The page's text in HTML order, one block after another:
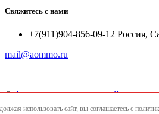
Свяжитесь с нами
+7(911)904-856-09-12 Россия,
mail@aommo.ru
© Ассоциация организаций по
проектов и достижению
использовать сайт, вы соглашаетесь с